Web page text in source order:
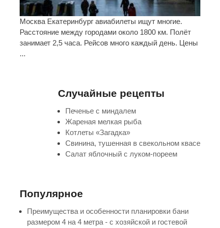
Москва Екатеринбург авиабилеты ищут многие.
Расстояние между городами около 1800 км. Полёт
занимает 2,5 часа. Рейсов много каждый день. Цены
...
Случайные рецепты
Печенье с миндалем
Жареная мелкая рыба
Котлеты «Загадка»
Свинина, тушенная в свекольном квасе
Салат яблочный с луком-пореем
Популярное
Преимущества и особенности планировки бани
размером 4 на 4 метра - с хозяйской и гостевой